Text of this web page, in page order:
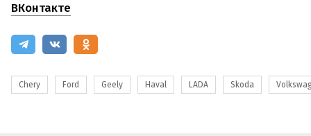
ВКонтакте
Chery Ford Geely Haval LADA Skoda